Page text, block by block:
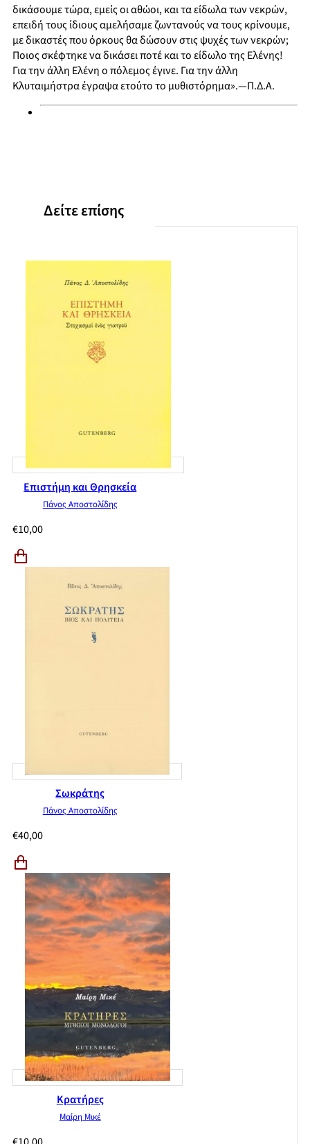
δικάσουμε τώρα, εμείς οι αθώοι, και τα είδωλα των νεκρών,
επειδή τους ίδιους αμελήσαμε ζωντανούς να τους κρίνουμε,
με δικαστές που όρκους θα δώσουν στις ψυχές των νεκρών;
Ποιος σκέφτηκε να δικάσει ποτέ και το είδωλο της Ελένης!
Για την άλλη Ελένη ο πόλεμος έγινε. Για την άλλη
Κλυταιμήστρα έγραψα ετούτο το μυθιστόρημα».—Π.Δ.Α.
Δείτε επίσης
Επιστήμη και Θρησκεία
Πάνος Αποστολίδης
€10,00
Σωκράτης
Πάνος Αποστολίδης
€40,00
Κρατήρες
Μαίρη Μικέ